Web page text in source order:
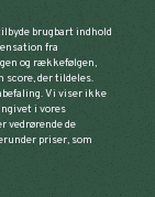
brugbart indhold
fra
og rækkefølgen,
score, der tildeles.
Vi viser ikke
i vores
vedrørende de
priser, som